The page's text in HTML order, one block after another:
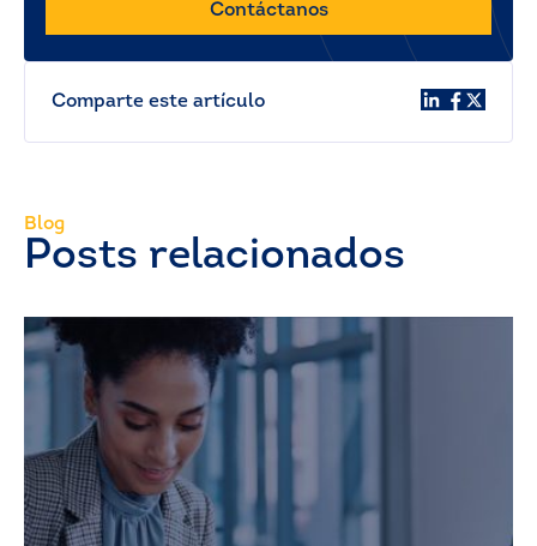
Contáctanos
Comparte este artículo
Blog
Posts relacionados